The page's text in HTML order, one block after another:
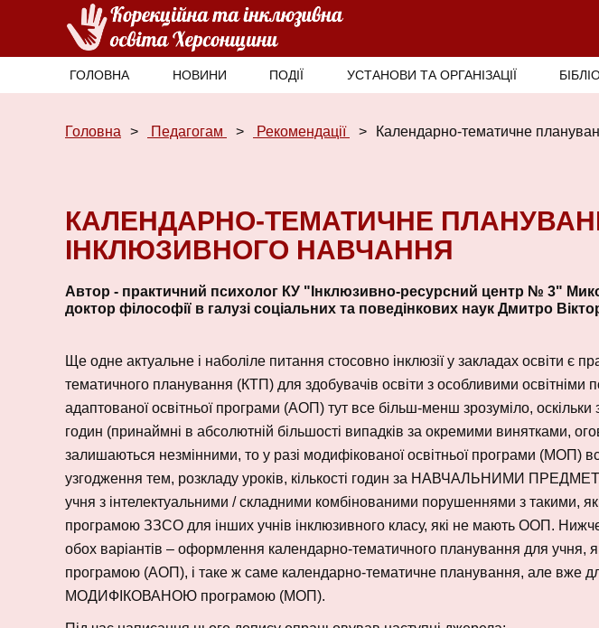
ГОЛОВНА НОВИНИ ПОДІЇ УСТАНОВИ ТА ОРГАНІЗАЦІЇ
Головна Педагогам Рекомендації Календарно-тематичне
КАЛЕНДАРНО-ТЕМАТИЧНЕ
ІНКЛЮЗИВНОГО НАВЧАННЯ
Автор - практичний психолог КУ "Інклюзивно-ресурсний центр № 3"
доктор філософії в галузі соціальних та поведінкових наук Дмитро
Ще одне актуальне і наболіле питання стосовно інклюзії у закладах освіти є
тематичного планування (КТП) для здобувачів освіти з особливими освітніми
адаптованої освітньої програми (АОП) тут все більш-менш зрозуміло, оскільки
годин (принаймні в абсолютній більшості випадків за окремими винятками,
залишаються незмінними, то у разі модифікованої освітньої програми (МОП)
узгодження тем, розкладу уроків, кількості годин за НАВЧАЛЬНИМИ
учня з інтелектуальними / складними комбінованими порушеннями з такими,
програмою ЗЗСО для інших учнів інклюзивного класу, які не мають ООП.
обох варіантів – оформлення календарно-тематичного планування для
програмою (АОП), і таке ж саме календарно-тематичне планування, але вже
МОДИФІКОВАНОЮ програмою (МОП).